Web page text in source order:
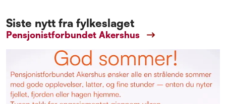
Siste nytt fra fylkeslaget
Pensjonistforbundet Akershus